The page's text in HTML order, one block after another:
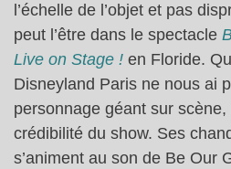
l’échelle de l’objet et pas
peut l’être dans le spectacle
Live on Stage ! en Floride.
Disneyland Paris ne nous ai
personnage géant sur
crédibilité du show. Ses
s’animent au son de Be Our